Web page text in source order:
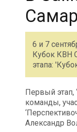
6 и 7
Кубок КВН
этапа:
Первый этап,
команды,
Александр